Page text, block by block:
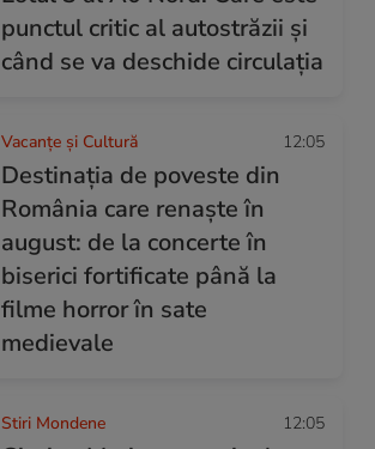
punctul critic al autostrăzii și
când se va deschide circulația
Vacanțe și Cultură 12:05
Destinația de poveste din
România care renaște în
august: de la concerte în
biserici fortificate până la
filme horror în sate
medievale
Stiri Mondene 12:05